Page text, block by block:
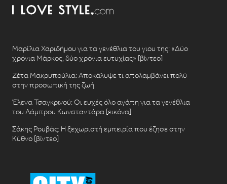
Μαρίλια Χαριδήμου για τα γενέθλια του γιου της: «Δύο
χρόνια Μάρκος, δύο χρόνια ευτυχίας» [βίντεο]
Ζέτα Μακρυπούλια: Αποκάλυψε τι απολαμβάνει πολύ
στην προσωπική της ζωή
Έλενα Τσαγκρινού: Οι ευχές όλο αγάπη για τα γενέθλια
του Λάμπρου Κωνσταντάρα [εικόνα]
Σάκης Ρουβάς: Η ξεχωριστή εμπειρία που έζησε στην
Κύθνο [βίντεο]